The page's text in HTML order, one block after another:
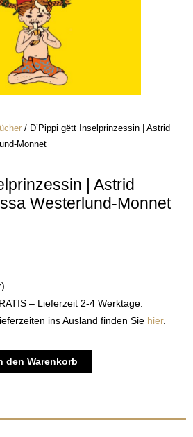
/ D’Pippi gëtt Inselprinzessin | Astrid
Monnet
| Astrid
Westerlund-Monnet
– Lieferzeit 2-4 Werktage.
ins Ausland finden Sie hier.
den Warenkorb